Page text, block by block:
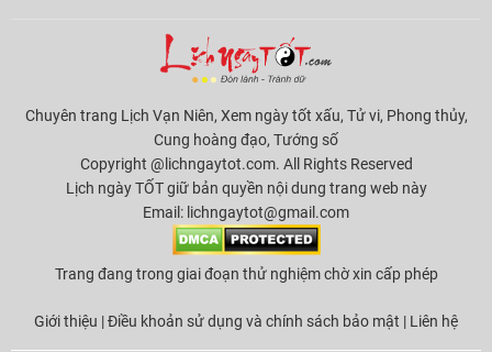
Chuyên trang Lịch Vạn Niên, Xem ngày tốt xấu, Tử vi, Phong thủy,
Cung hoàng đạo, Tướng số
Copyright @lichngaytot.com. All Rights Reserved
Lịch ngày TỐT giữ bản quyền nội dung trang web này
Email: lichngaytot@gmail.com
Trang đang trong giai đoạn thử nghiệm chờ xin cấp phép
Giới thiệu |Điều khoản sử dụng và chính sách bảo mật | Liên hệ